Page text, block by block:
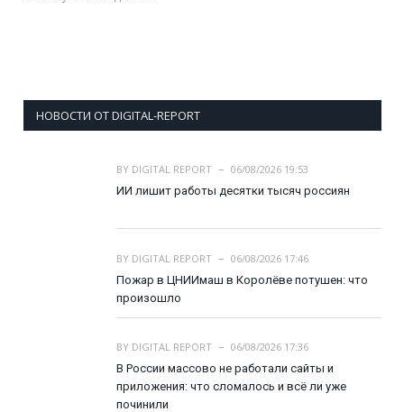
НОВОСТИ ОТ DIGITAL-REPORT
BY DIGITAL REPORT
06/08/2026 19:53
ИИ лишит работы десятки тысяч россиян
BY DIGITAL REPORT
06/08/2026 17:46
Пожар в ЦНИИмаш в Королёве потушен: что
произошло
BY DIGITAL REPORT
06/08/2026 17:36
В России массово не работали сайты и
приложения: что сломалось и всё ли уже
починили